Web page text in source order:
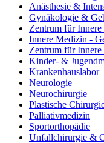
Anästhesie &
Gynäkologie &
Zentrum für
Innere Medizin -
Zentrum für
Kinder- &
Krankenhauslabor
Neurologie
Neurochirurgie
Plastische
Palliativmedizin
Sportorthopädie
Unfallchirurgie &